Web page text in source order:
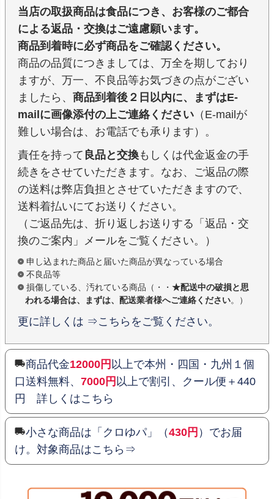
当店の取扱商品は食品につき、お客様のご都合
による返品・交換はご遠慮願います。
商品到着時に必ず商品をご確認ください。
商品の品質につきましては、万全を期しており
ますが、万一、不良品等お気づきの点がござい
ましたら、 商品到着後２日以内に、まずはE-
mailに画像添付の上ご連絡ください （E-mailが
難しい場合は、お電話でも承ります）。
責任を持って 良品と交換もしくは代金返金の手
続きをさせていただきます。なお、ご返品の際
の送料は弊店負担とさせていただきますので、
送料着払いにてお送りください。
（ご返品先は、折り返しお送りする「返品・交
換のご案内」メールをご覧ください。）
申し込まれた商品と届いた商品が異なっている場合
不良品等
損傷している、汚れている商品（・・ ★配送中の破損と思
われる場合は、まずは、配送業者様へご連絡ください。）
更に詳しくは ⇒こちらをご覧ください。
商品代金12000円 以上で本州・四国・九州１個
口送料無料、 7000円 以上で割引、クール便＋440
円 詳しくはこちら
小さな商品は「クロゆパ」（430円 ）でお届
け。対象商品はこちら⇒